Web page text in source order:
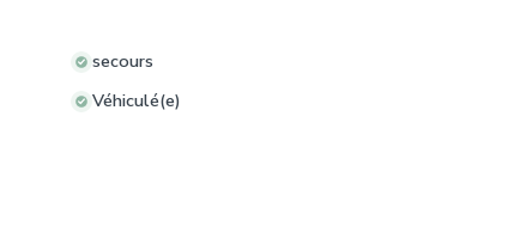
secours
Véhiculé(e)